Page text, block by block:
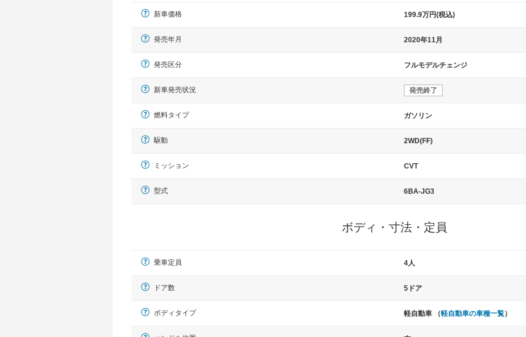
新車価格 199.9万円(税込)
発売年月 2020年11月
発売区分 フルモデルチェンジ
新車発売状況 発売終了
燃料タイプ ガソリン
駆動 2WD(FF)
ミッション CVT
型式 6BA-JG3
ボディ・寸法・定員
乗車定員 4人
ドア数 5ドア
ボディタイプ 軽自動車 （軽自動車の車種一覧）